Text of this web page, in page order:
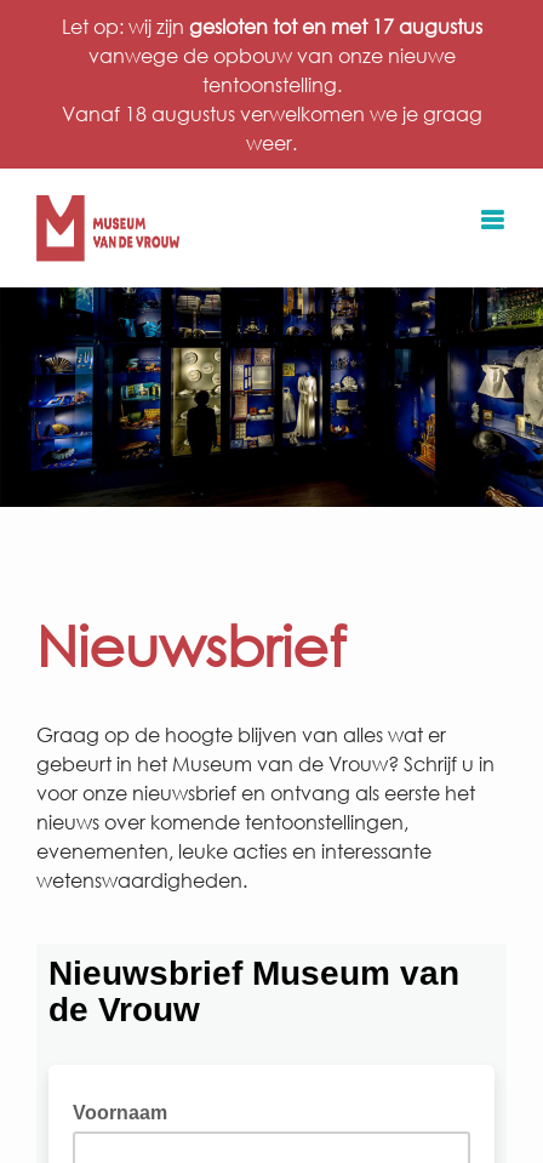
Let op: wij zijn gesloten tot en met 17 augustus
vanwege de opbouw van onze nieuwe
tentoonstelling.
Vanaf 18 augustus verwelkomen we je graag
weer.
Nieuwsbrief
Graag op de hoogte blijven van alles wat er
gebeurt in het Museum van de Vrouw? Schrijf u in
voor onze nieuwsbrief en ontvang als eerste het
nieuws over komende tentoonstellingen,
evenementen, leuke acties en interessante
wetenswaardigheden.